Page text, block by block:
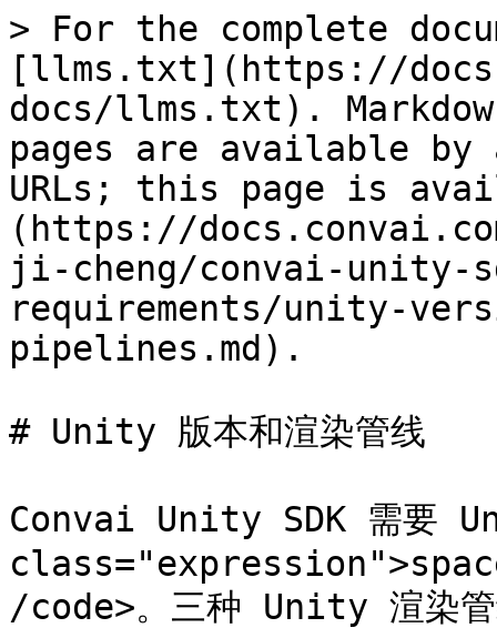
> For the complete
[llms.txt](https://
docs/llms.txt).
pages are available by
URLs; this page is
(https://
ji-cheng/convai-unity-
requirements/unity-
pipelines.md).
# Unity 版本和渲染管线
Convai Unity SDK 需要
/code>。三种 Unity 渲染管